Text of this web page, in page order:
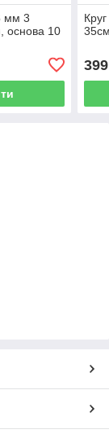
мм 3
основа 10
399